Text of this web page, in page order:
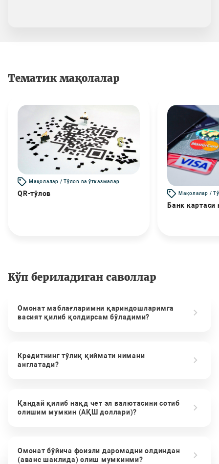
Тематик мақолалар
Мақолалар / Тўлов ва ўтказмалар
QR-тўлов Мақолалар /
Банк картаси
Кўп бериладиган саволлар
Омонат маблағларимни қариндошларимга
васият қилиб қолдирсам бўладими?
Кредитнинг тўлиқ қиймати нимани
англатади?
Қандай қилиб нақд чет эл валютасини сотиб
олишим мумкин (АҚШ доллари)?
Омонат бўйича фоизли даромадни олдиндан
(аванс шаклида) олиш мумкинми?